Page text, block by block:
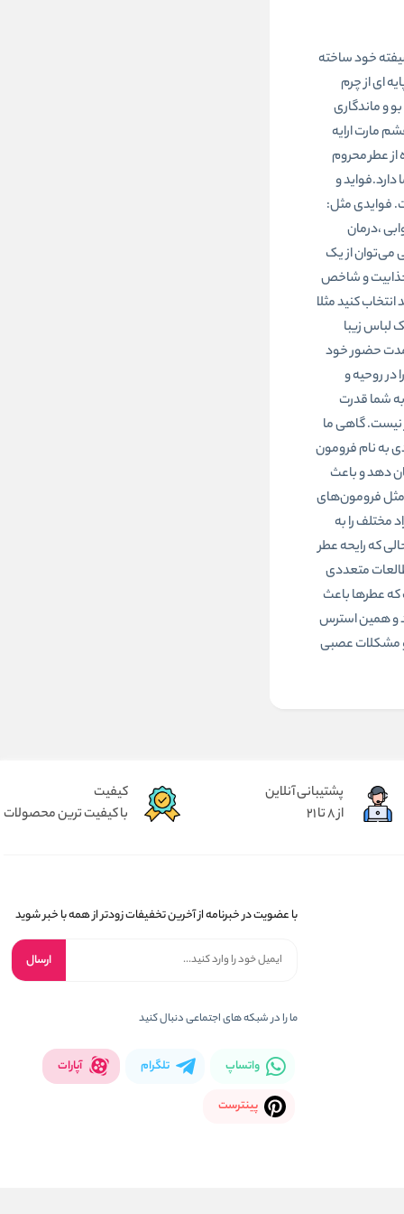
خود ساخته
ای از چرم
و ماندگاری
مارت ارایه
از عطر محروم
و
فوایدی مثل:
،درمان
می‌توان از یک
جذابیت و شاخص
کنید مثلا
لباس زیبا
مدت حضور خود
روحیه و
شما قدرت
نیست. گاهی ما
به نام فرومون
دهد و باعث
مثل فرومون‌های
مختلف را به
که رایحه عطر
متعددی
عطرها باعث
و همین استرس
و مشکلات عصبی
پشتیبانی آنلاین
از 8 تا 21
کیفیت
با کیفیت ترین محصولات
با عضویت در خبرنامه از آخرین تخفیفات زودتر از همه با خبر شوید
ارسال
ما را در شبکه های اجتماعی دنبال کنید
واتساپ تلگرام آپارات
پینترست